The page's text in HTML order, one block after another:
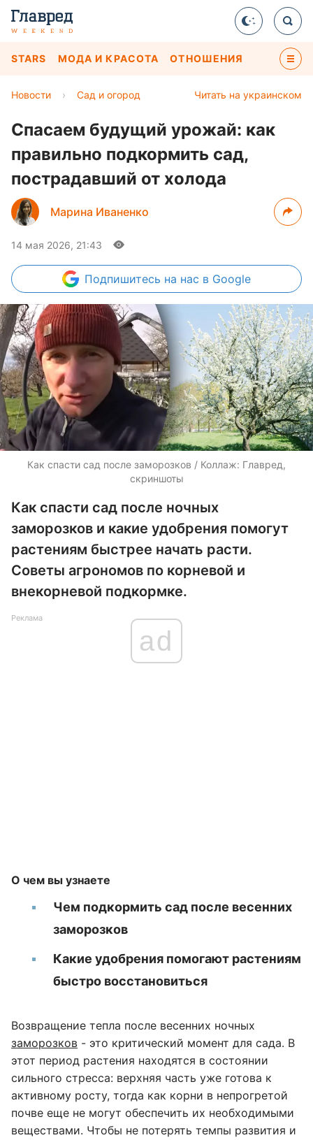
STARS МОДА И КРАСОТА ОТНОШЕНИЯ
Читать на украинском
Новости › Сад и огород
Спасаем будущий урожай: как
правильно подкормить сад,
пострадавший от холода
Марина Иваненко
14 мая 2026, 21:43
Подпишитесь на нас в Google
Как спасти сад после заморозков / Коллаж: Главред,
скриншоты
Как спасти сад после ночных
заморозков и какие удобрения помогут
растениям быстрее начать расти.
Советы агрономов по корневой и
внекорневой подкормке.
Реклама
ad
О чем вы узнаете
Чем подкормить сад после весенних
заморозков
Какие удобрения помогают растениям
быстро восстановиться
Возвращение тепла после весенних ночных
заморозков - это критический момент для сада. В
этот период растения находятся в состоянии
сильного стресса: верхняя часть уже готова к
активному росту, тогда как корни в непрогретой
почве еще не могут обеспечить их необходимыми
веществами. Чтобы не потерять темпы развития и